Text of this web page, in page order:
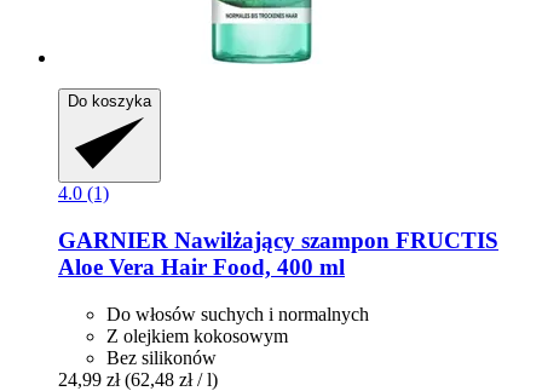
Do koszyka
4.0 (1)
GARNIER Nawilżający szampon FRUCTIS
Aloe Vera Hair Food, 400 ml
Do włosów suchych i normalnych
Z olejkiem kokosowym
Bez silikonów
24,99 zł (62,48 zł / l)